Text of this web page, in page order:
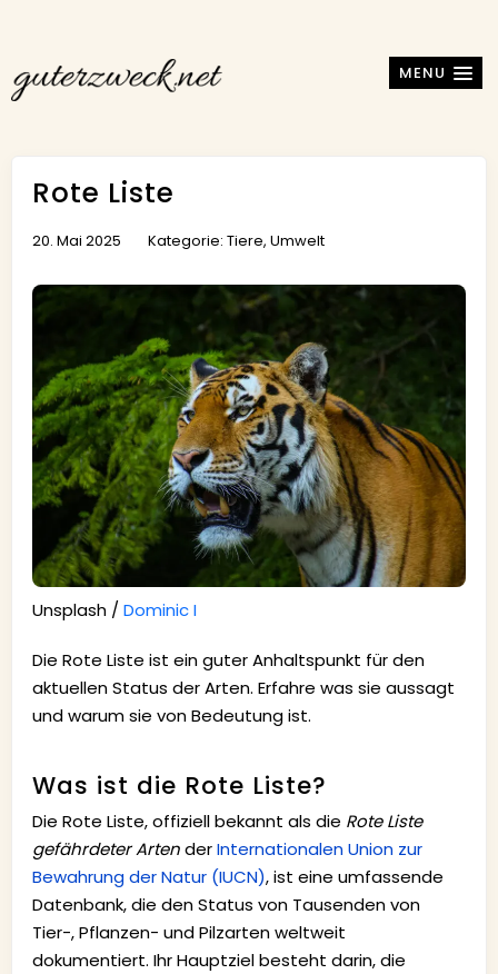
MENU
Rote Liste
20. Mai 2025 Kategorie: Tiere, Umwelt
Unsplash /Dominic I
Die Rote Liste ist ein guter Anhaltspunkt für den
aktuellen Status der Arten. Erfahre was sie aussagt
und warum sie von Bedeutung ist.
Was ist die Rote Liste?
Die Rote Liste, offiziell bekannt als die Rote Liste
gefährdeter ArtenderInternationalen Union zur
Bewahrung der Natur (IUCN), ist eine umfassende
Datenbank, die den Status von Tausenden von
Tier-, Pflanzen- und Pilzarten weltweit
dokumentiert. Ihr Hauptziel besteht darin, die